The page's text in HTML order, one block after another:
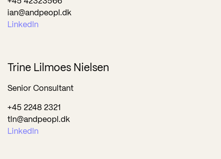
ian@andpeopl.dk
LinkedIn
Trine Lilmoes Nielsen
Senior Consultant
+45 2248 2321
tln@andpeopl.dk
LinkedIn